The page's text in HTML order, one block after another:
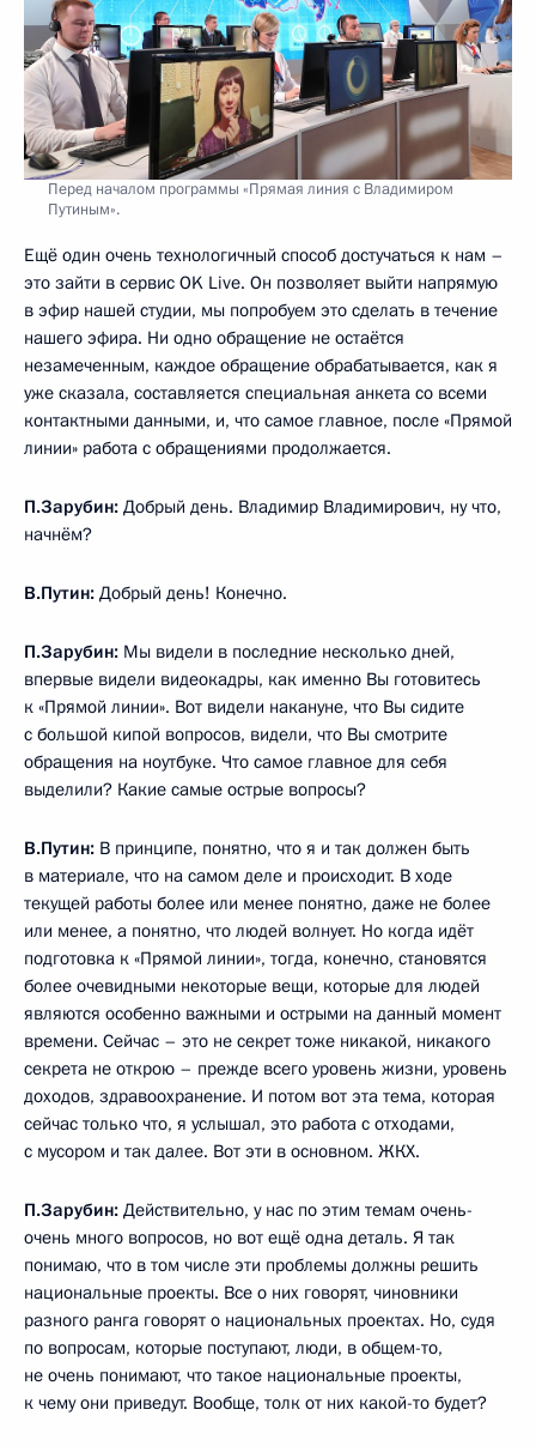
Перед началом программы «Прямая линия с Владимиром
Путиным».
Ещё один очень технологичный способ достучаться к нам –
это зайти в сервис OK Live. Он позволяет выйти напрямую
в эфир нашей студии, мы попробуем это сделать в течение
нашего эфира. Ни одно обращение не остаётся
незамеченным, каждое обращение обрабатывается, как я
уже сказала, составляется специальная анкета со всеми
контактными данными, и, что самое главное, после «Прямой
линии» работа с обращениями продолжается.
П.Зарубин: Добрый день. Владимир Владимирович, ну что,
начнём?
В.Путин: Добрый день! Конечно.
П.Зарубин: Мы видели в последние несколько дней,
впервые видели видеокадры, как именно Вы готовитесь
к «Прямой линии». Вот видели накануне, что Вы сидите
с большой кипой вопросов, видели, что Вы смотрите
обращения на ноутбуке. Что самое главное для себя
выделили? Какие самые острые вопросы?
В.Путин: В принципе, понятно, что я и так должен быть
в материале, что на самом деле и происходит. В ходе
текущей работы более или менее понятно, даже не более
или менее, а понятно, что людей волнует. Но когда идёт
подготовка к «Прямой линии», тогда, конечно, становятся
более очевидными некоторые вещи, которые для людей
являются особенно важными и острыми на данный момент
времени. Сейчас – это не секрет тоже никакой, никакого
секрета не открою – прежде всего уровень жизни, уровень
доходов, здравоохранение. И потом вот эта тема, которая
сейчас только что, я услышал, это работа с отходами,
с мусором и так далее. Вот эти в основном. ЖКХ.
П.Зарубин: Действительно, у нас по этим темам очень-
очень много вопросов, но вот ещё одна деталь. Я так
понимаю, что в том числе эти проблемы должны решить
национальные проекты. Все о них говорят, чиновники
разного ранга говорят о национальных проектах. Но, судя
по вопросам, которые поступают, люди, в общем-то,
не очень понимают, что такое национальные проекты,
к чему они приведут. Вообще, толк от них какой-то будет?